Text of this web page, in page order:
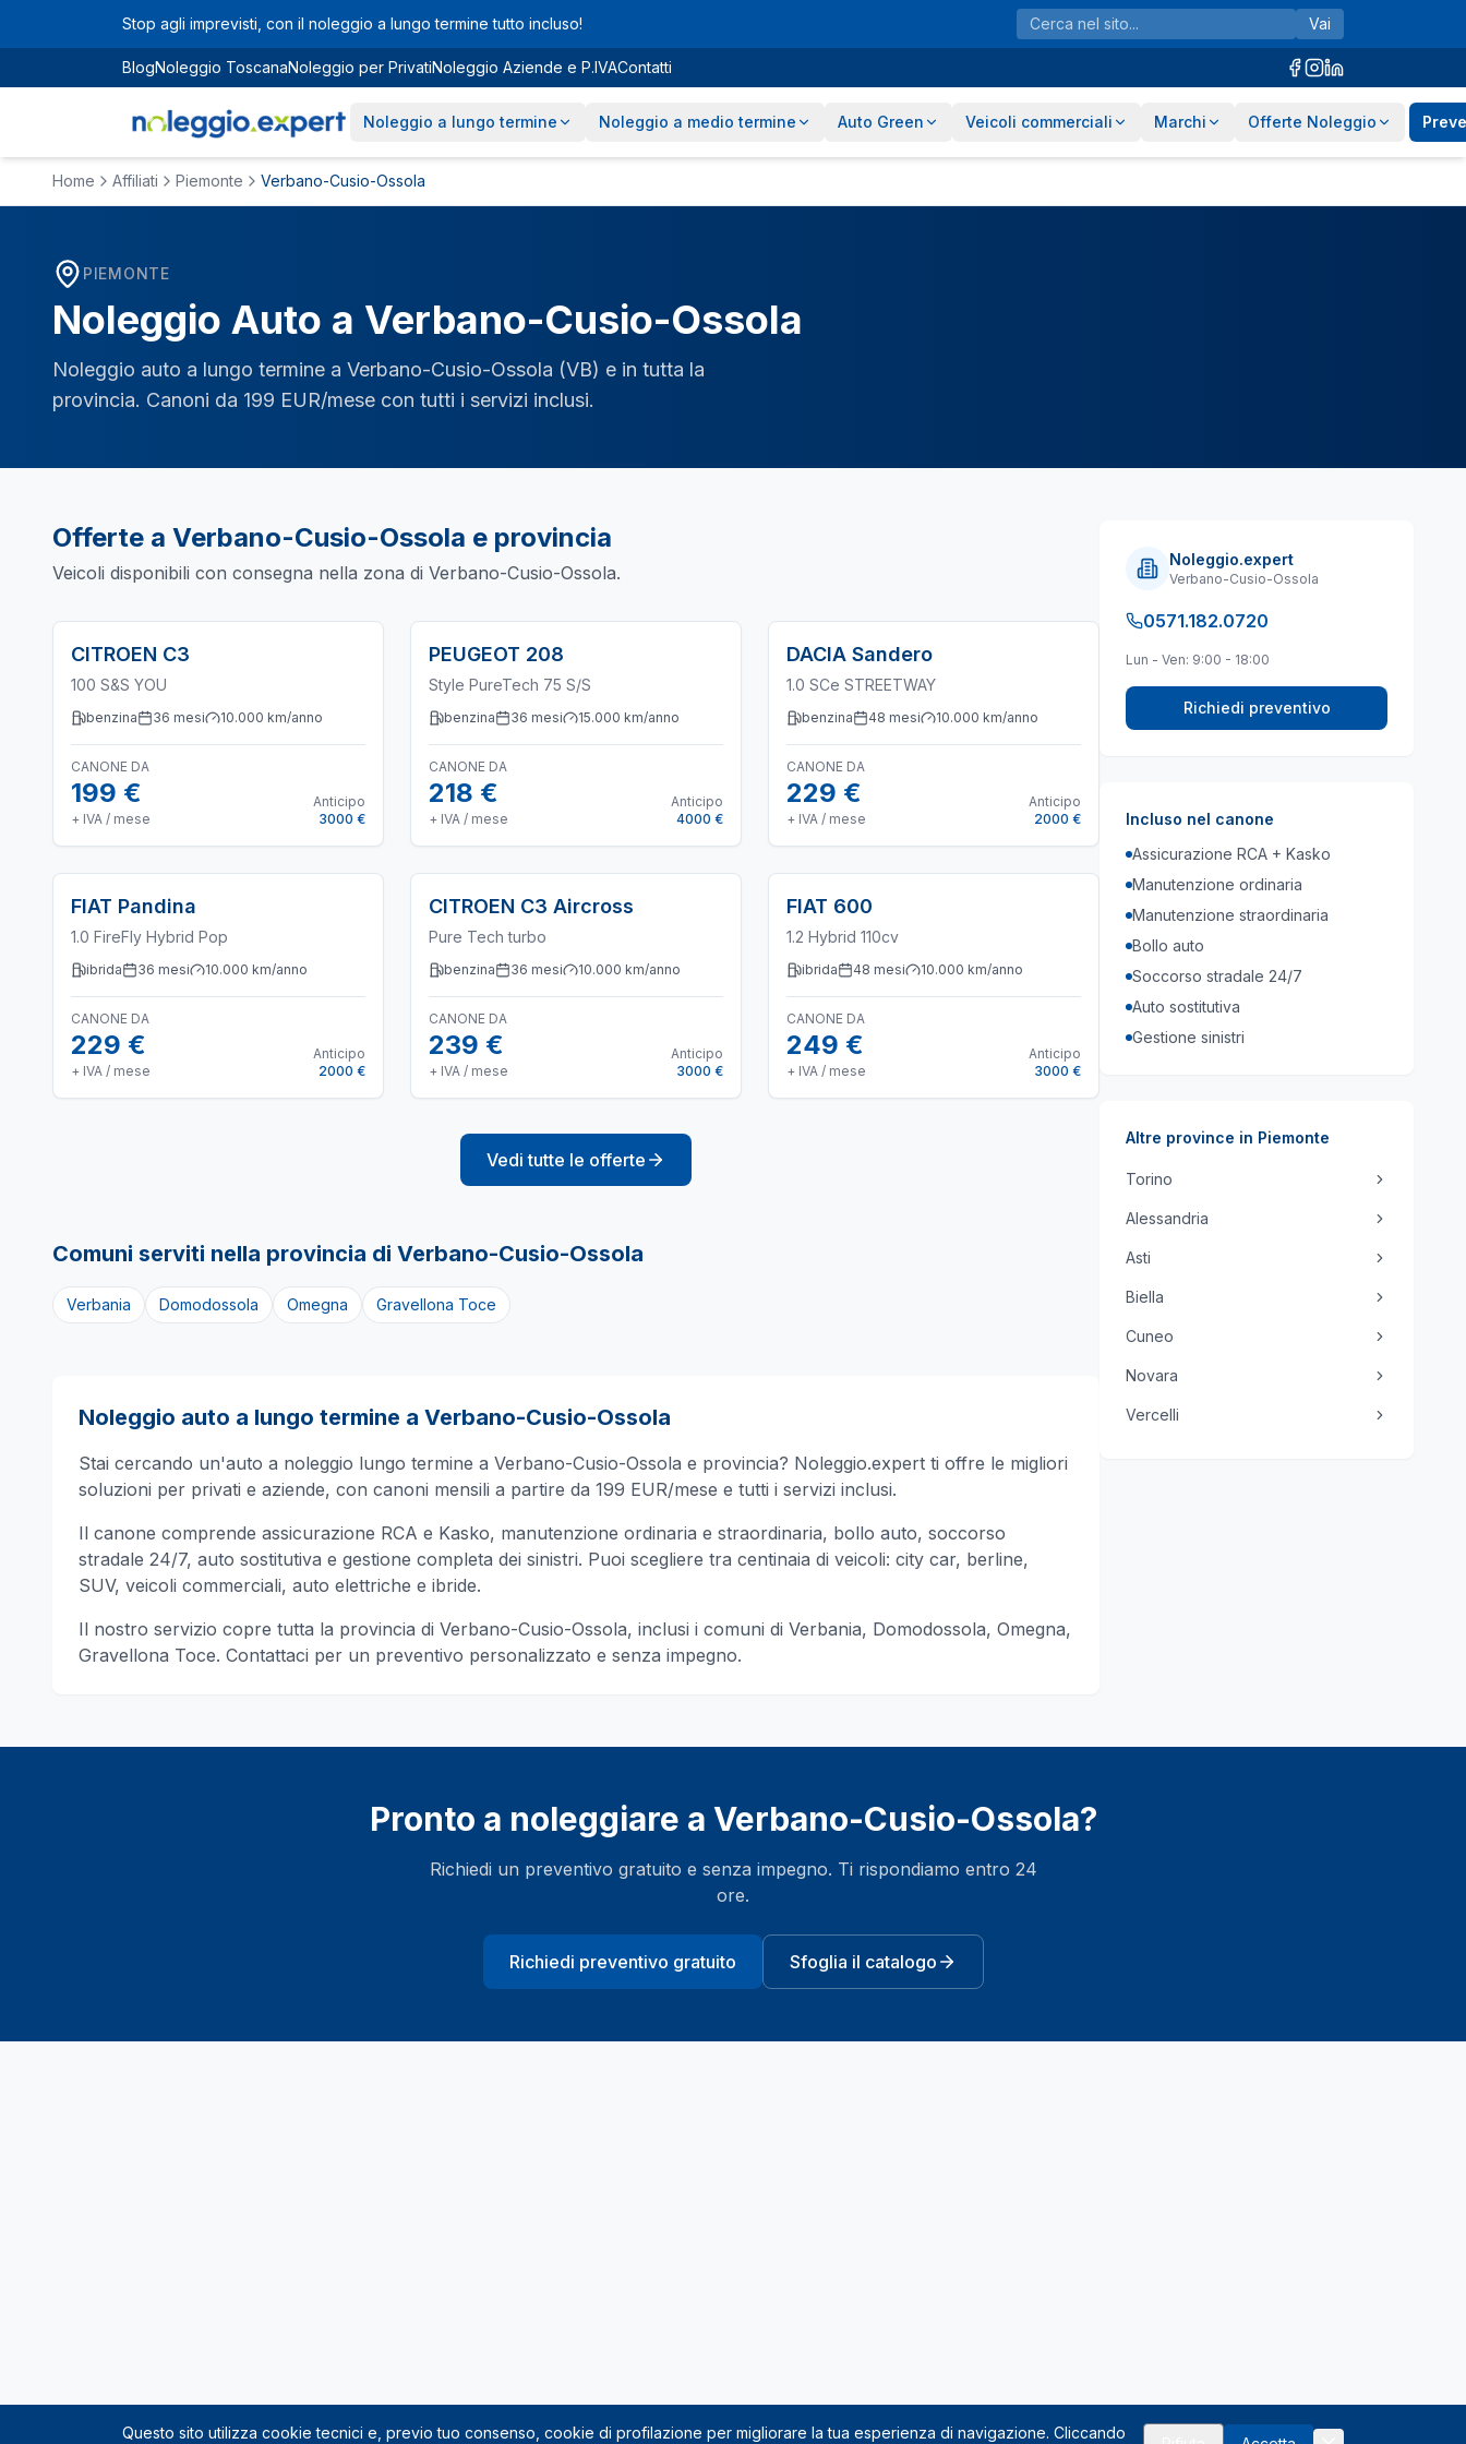
Vai al contenuto principale
Stop agli imprevisti, con il noleggio a lungo termine tutto incluso! Vai
BlogNoleggio ToscanaNoleggio per PrivatiNoleggio Aziende e P.IVAContatti
Noleggio a lungo termine Noleggio a medio termine Auto Green Veicoli commerciali Marchi Offerte Noleggio
Home Affiliati Piemonte Verbano-Cusio-Ossola
PIEMONTE
Noleggio Auto a Verbano-Cusio-Ossola
Noleggio auto a lungo termine a Verbano-Cusio-Ossola (VB) e in tutta la
provincia. Canoni da 199 EUR/mese con tutti i servizi inclusi.
Offerte a Verbano-Cusio-Ossola e provincia
Veicoli disponibili con consegna nella zona di Verbano-Cusio-Ossola.
CITROEN C3
100 S&S YOU
benzina 36 mesi 10.000 km/anno
CANONE DA
199 €
+ IVA / mese
Anticipo
3000 €
PEUGEOT 208
Style PureTech 75 S/S
benzina 36 mesi 15.000 km/anno
CANONE DA
218 €
+ IVA / mese
Anticipo
4000 €
DACIA Sandero
1.0 SCe STREETWAY
benzina 48 mesi 10.000 km/anno
CANONE DA
229 €
+ IVA / mese
Anticipo
2000 €
FIAT Pandina
1.0 FireFly Hybrid Pop
ibrida 36 mesi 10.000 km/anno
CANONE DA
229 €
+ IVA / mese
Anticipo
2000 €
CITROEN C3 Aircross
Pure Tech turbo
benzina 36 mesi 10.000 km/anno
CANONE DA
239 €
+ IVA / mese
Anticipo
3000 €
FIAT 600
1.2 Hybrid 110cv
ibrida 48 mesi 10.000 km/anno
CANONE DA
249 €
+ IVA / mese
Anticipo
3000 €
Vedi tutte le offerte
Comuni serviti nella provincia di Verbano-Cusio-Ossola
Verbania Domodossola Omegna Gravellona Toce
Noleggio auto a lungo termine a Verbano-Cusio-Ossola
Stai cercando un'auto a noleggio lungo termine a Verbano-Cusio-Ossola e provincia? Noleggio.expert ti offre le migliori
soluzioni per privati e aziende, con canoni mensili a partire da 199 EUR/mese e tutti i servizi inclusi.
Il canone comprende assicurazione RCA e Kasko, manutenzione ordinaria e straordinaria, bollo auto, soccorso
stradale 24/7, auto sostitutiva e gestione completa dei sinistri. Puoi scegliere tra centinaia di veicoli: city car, berline,
SUV, veicoli commerciali, auto elettriche e ibride.
Il nostro servizio copre tutta la provincia di Verbano-Cusio-Ossola, inclusi i comuni di Verbania, Domodossola, Omegna,
Gravellona Toce. Contattaci per un preventivo personalizzato e senza impegno.
Noleggio.expert
Verbano-Cusio-Ossola
0571.182.0720
Lun - Ven: 9:00 - 18:00
Richiedi preventivo
Incluso nel canone
Assicurazione RCA + Kasko
Manutenzione ordinaria
Manutenzione straordinaria
Bollo auto
Soccorso stradale 24/7
Auto sostitutiva
Gestione sinistri
Altre province in Piemonte
Torino
Alessandria
Asti
Biella
Cuneo
Novara
Vercelli
Pronto a noleggiare a Verbano-Cusio-Ossola?
Richiedi un preventivo gratuito e senza impegno. Ti rispondiamo entro 24
ore.
Richiedi preventivo gratuito Sfoglia il catalogo
Questo sito utilizza cookie tecnici e, previo tuo consenso, cookie di profilazione per migliorare la tua esperienza di navigazione. Cliccando